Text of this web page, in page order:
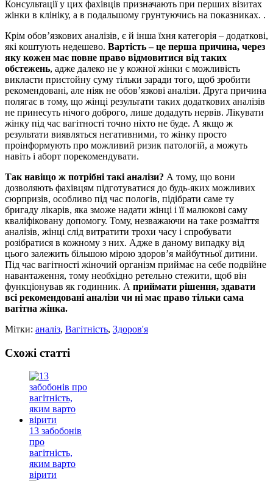
Консультації у цих фахівців призначають при перших візитах
жінки в клініку, а в подальшому грунтуючись на показниках. .
Крім обов’язкових аналізів, є й інша їхня категорія – додаткові,
які коштують недешево. Вартість – це перша причина, через
яку кожен має повне право відмовитися від таких
обстежень, адже далеко не у кожної жінки є можливість
викласти пристойну суму тільки заради того, щоб зробити
рекомендовані, але ніяк не обов’язкові аналізи. Друга причина
полягає в тому, що жінці результати таких додаткових аналізів
не принесуть нічого доброго, лише додадуть нервів. Лікувати
жінку під час вагітності точно ніхто не буде. А якщо ж
результати виявляться негативними, то жінку просто
проінформують про можливий ризик патологій, а можуть
навіть і аборт порекомендувати.
Так навіщо ж потрібні такі аналізи? А тому, що вони
дозволяють фахівцям підготуватися до будь-яких можливих
сюрпризів, особливо під час пологів, підібрати саме ту
бригаду лікарів, яка зможе надати жінці і її малюкові саму
кваліфіковану допомогу. Тому, незважаючи на таке розмаїття
аналізів, жінці слід витратити трохи часу і спробувати
розібратися в кожному з них. Адже в даному випадку від
цього залежить більшою мірою здоров’я майбутньої дитини.
Під час вагітності жіночий організм приймає на себе подвійне
навантаження, тому необхідно ретельно стежити, щоб він
функціонував як годинник. А приймати рішення, здавати
всі рекомендовані аналізи чи ні має право тільки сама
вагітна жінка.
Мітки: аналіз, Вагітність, Здоров'я
Схожі статті
13 забобонів
про
вагітність,
яким варто
вірити